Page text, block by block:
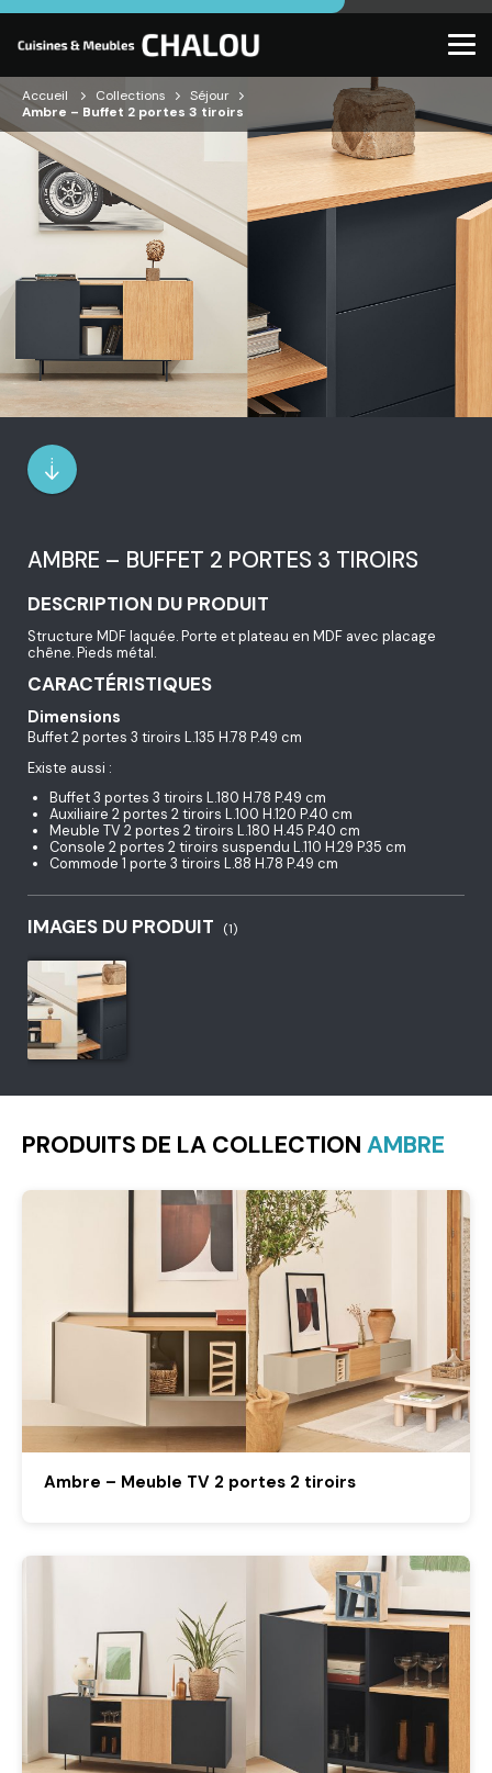
Accueil Collections
Séjour
Ambre – Buffet 2 portes 3 tiroirs
AMBRE – BUFFET 2 PORTES 3 TIROIRS
DESCRIPTION DU PRODUIT
Structure MDF laquée. Porte et plateau en MDF avec placage
chêne. Pieds métal.
CARACTÉRISTIQUES
Dimensions
Buffet 2 portes 3 tiroirs L.135 H.78 P.49 cm
Existe aussi :
Buffet 3 portes 3 tiroirs L.180 H.78 P.49 cm
Auxiliaire 2 portes 2 tiroirs L.100 H.120 P.40 cm
Meuble TV 2 portes 2 tiroirs L.180 H.45 P.40 cm
Console 2 portes 2 tiroirs suspendu L.110 H.29 P.35 cm
Commode 1 porte 3 tiroirs L.88 H.78 P.49 cm
IMAGES DU PRODUIT (1)
PRODUITS DE LA COLLECTION AMBRE
Ambre – Meuble TV 2 portes 2 tiroirs